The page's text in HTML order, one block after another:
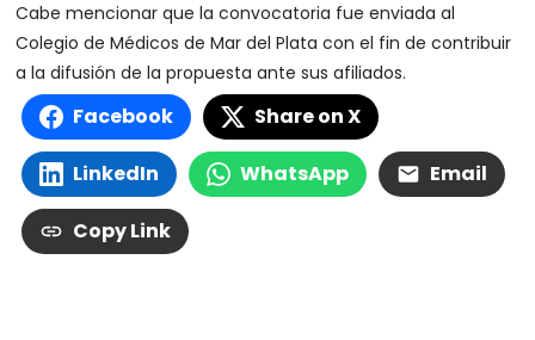
Cabe mencionar que la convocatoria fue enviada al
Colegio de Médicos de Mar del Plata con el fin de contribuir
a la difusión de la propuesta ante sus afiliados.
Facebook Share on X
LinkedIn WhatsApp Email
Copy Link